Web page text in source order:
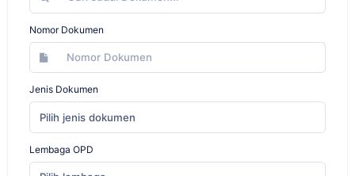
Nomor Dokumen
Jenis Dokumen
Pilih jenis dokumen
Lembaga OPD